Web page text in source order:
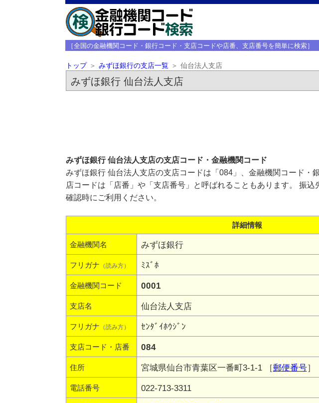
［全国の金融機関コード・銀行コード・支店コードや店番、支店番号を簡単に検索］
トップ みずほ銀行の支店一覧 仙台法人支店
みずほ銀行 仙台法人支店
みずほ銀行 仙台法人支店の支店コード・金融機関コード
みずほ銀行 仙台法人支店の支店コードは「084」、金融機関コード・
店コードは「店番」や「支店番号」と呼ばれることもあります。 振
確認時にご利用ください。
詳細情報
金融機関名 みずほ銀行
フリガナ （読み方） ﾐｽﾞﾎ
金融機関コード 0001
支店名 仙台法人支店
フリガナ （読み方） ｾﾝﾀﾞｲﾎｳｼﾞﾝ
支店コード・店番 084
住所 宮城県仙台市青葉区一番町3-1-1 ［郵便番号］
電話番号 022-713-3311